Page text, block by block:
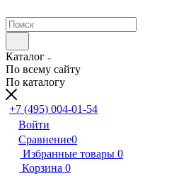
Каталог
По всему сайту
По каталогу
+7 (495) 004-01-54
Войти
Сравнение0
Избранные товары 0
Корзина 0